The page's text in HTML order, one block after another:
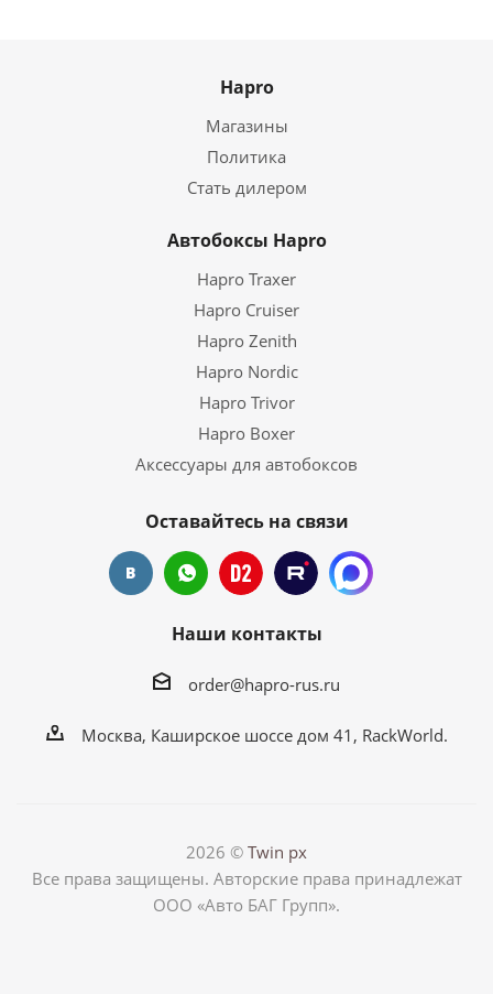
Hapro
Магазины
Политика
Стать дилером
Автобоксы Hapro
Hapro Traxer
Hapro Cruiser
Hapro Zenith
Hapro Nordic
Hapro Trivor
Hapro Boxer
Аксессуары для автобоксов
Оставайтесь на связи
Наши контакты
order@hapro-rus.ru
Москва, Каширское шоссе дом 41, RackWorld.
2026 © Twin px
Все права защищены. Авторские права принадлежат
ООО «Авто БАГ Групп».